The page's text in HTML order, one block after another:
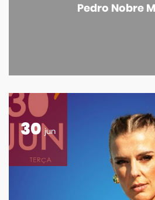
Pedro Nobre
30 jun